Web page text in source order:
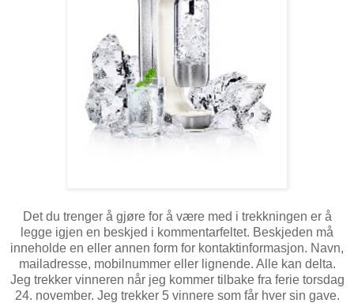
Det du trenger å gjøre for å være med i trekkningen er å
legge igjen en beskjed i kommentarfeltet. Beskjeden må
inneholde en eller annen form for kontaktinformasjon. Navn,
mailadresse, mobilnummer eller lignende. Alle kan delta.
Jeg trekker vinneren når jeg kommer tilbake fra ferie torsdag
24. november. Jeg trekker 5 vinnere som får hver sin gave.